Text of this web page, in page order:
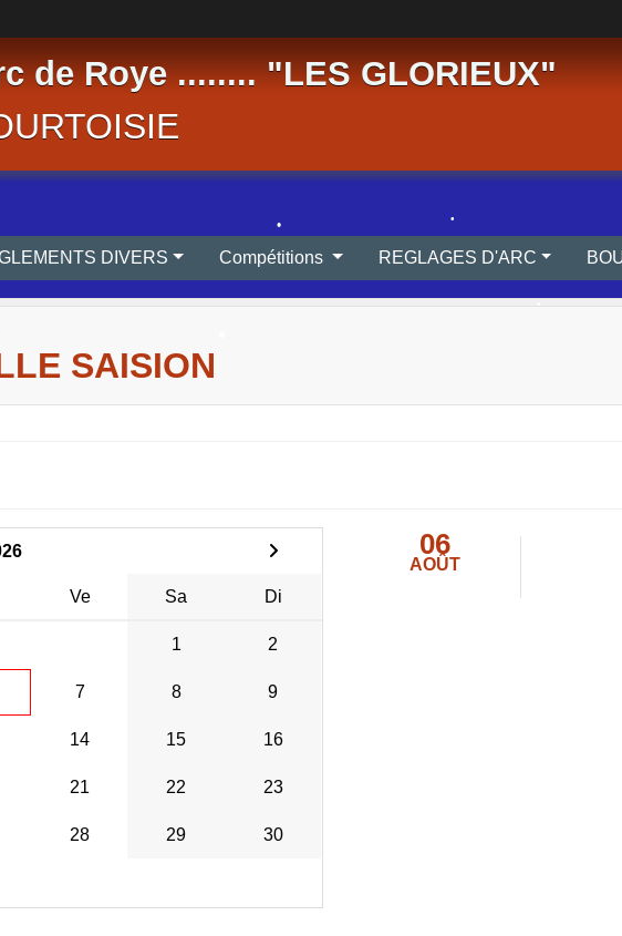
de Roye ........ "LES GLORIEUX"
REGLEMENTS DIVERS Compétitions REGLAGES D'ARC
SAISION
Ve Sa Di
1 2
7 8 9
14 15 16
21 22 23
28 29 30
06
AOÛT
•
•